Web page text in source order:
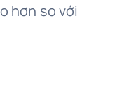
hơn so với